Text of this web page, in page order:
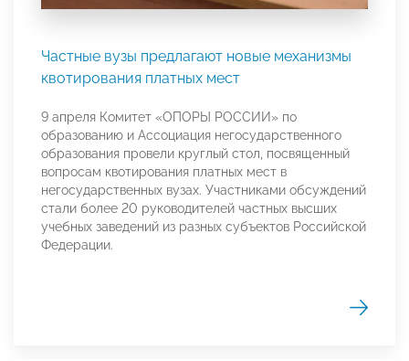
Частные вузы предлагают новые механизмы
квотирования платных мест
9 апреля Комитет «ОПОРЫ РОССИИ» по
образованию и Ассоциация негосударственного
образования провели круглый стол, посвященный
вопросам квотирования платных мест в
негосударственных вузах. Участниками обсуждений
стали более 20 руководителей частных высших
учебных заведений из разных субъектов Российской
Федерации.